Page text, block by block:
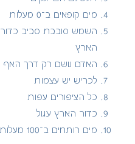
מים קופאים ב־0 מעלות
השמש סובבת סביב כדור
הארץ
האדם נושם רק דרך האף
לכריש יש עצמות
כל הציפורים עפות
כדור הארץ עגול
מים רותחים ב־100 מעלות